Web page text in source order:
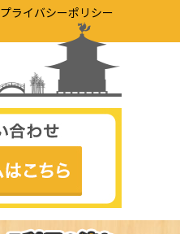
プライバシーポリシー